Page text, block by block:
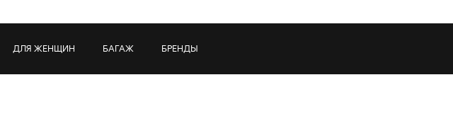
ДЛЯ ЖЕНЩИН БАГАЖ БРЕНДЫ